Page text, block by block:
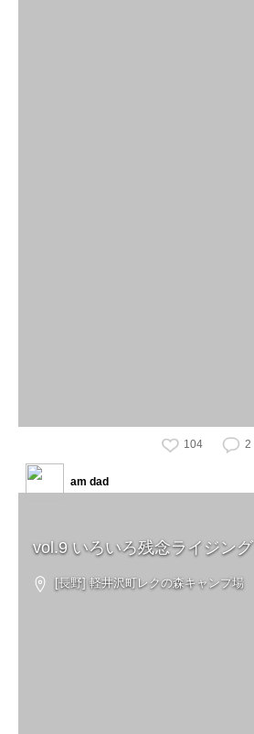
104 2
vol.9 いろいろ残念ライジング
[長野] 軽井沢町レクの森キャンプ場
am dad